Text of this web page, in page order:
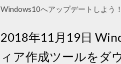
Windows10へアップデートしよう
2018年11月19日
ィア作成ツールをダ